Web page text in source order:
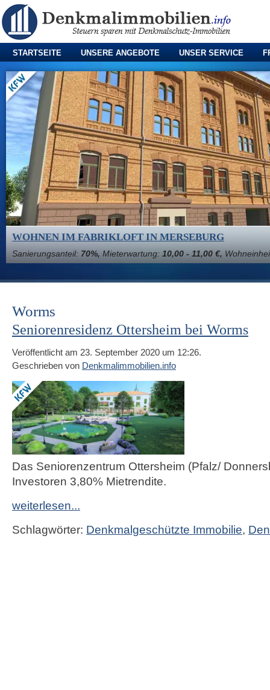
STARTSEITE UNSERE ANGEBOTE UNSER SERVICE
WOHNEN IM FABRIKLOFT IN MERSEBURG
Sanierungsanteil: 70%, Mieterwartung: 10,00 - 11,00 €,
Worms
Seniorenresidenz Ottersheim bei Worms
Veröffentlicht am 23. September 2020 um 12:26.
Geschrieben von Denkmalimmobilien.info
Das Seniorenzentrum Ottersheim (Pfalz/
Investoren 3,80% Mietrendite.
weiterlesen...
Schlagwörter: Denkmalgeschützte Immobilie,